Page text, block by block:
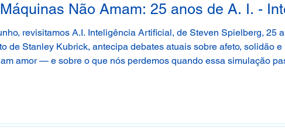
Não Amam: 25 anos de A. I. -
revisitamos A.I. Inteligência Artificial, de Steven Spielberg, 25
de Stanley Kubrick, antecipa debates atuais sobre afeto, solidão
amor — e sobre o que nós perdemos quando essa simulação